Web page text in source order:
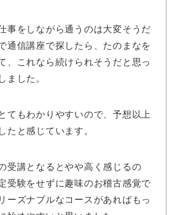
事をしながら通うのは大変そうだ
通信講座で探したら、たのまなを
、これなら続けられそうだと思っ
ました。
てもわかりやすいので、予想以上
たと感じています。
受講となるとやや高く感じるの
受験をせずに趣味のお稽古感覚で
ーズナブルなコースがあればもっ